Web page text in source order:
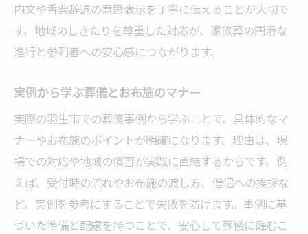
内文や香典辞退の意思表示を丁寧に伝えることが大切で
す。地域のしきたりを尊重した対応が、家族葬の円滑な
進行と参列者への安心感につながります。
実例から学ぶ葬儀とお布施のマナー
実際の羽生市での葬儀事例から学ぶことで、具体的なマ
ナーやお布施のポイントが明確になります。理由は、現
場での対応や地域の慣習が実践に直結するからです。例
えば、受付時の流れやお布施の渡し方、僧侶への挨拶な
ど、実例を参考にすることで失敗を防げます。事例に基
づいた準備と配慮を持つことで、安心して葬儀に臨むこ